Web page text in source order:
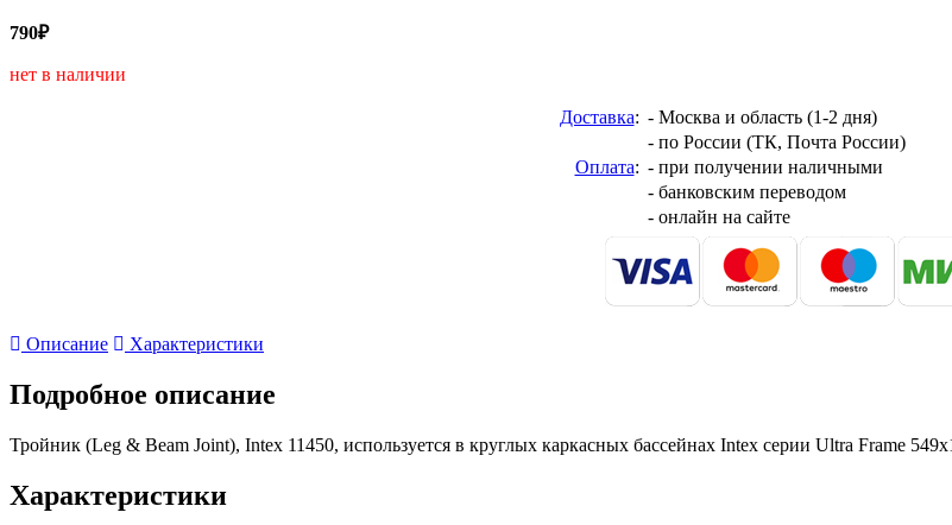
790₽
нет в наличии
Доставка: - Москва и область (1-2 дня)
- по России (ТК, Почта России)
Оплата: - при получении наличными
- банковским переводом
- онлайн на сайте
Описание Характеристики
Подробное описание
Тройник (Leg & Beam Joint), Intex 11450, используется в круглых каркасных бассейнах Intex серии Ultra Frame
Характеристики